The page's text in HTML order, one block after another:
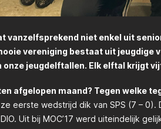
vanzelfsprekend niet enkel uit
vereniging bestaat uit jeugdige
jeugdelftallen. Elk elftal krijgt
afgelopen maand? Tegen welke
eerste wedstrijd dik van SPS (7 – 0).
Uit bij MOC’17 werd uiteindelijk